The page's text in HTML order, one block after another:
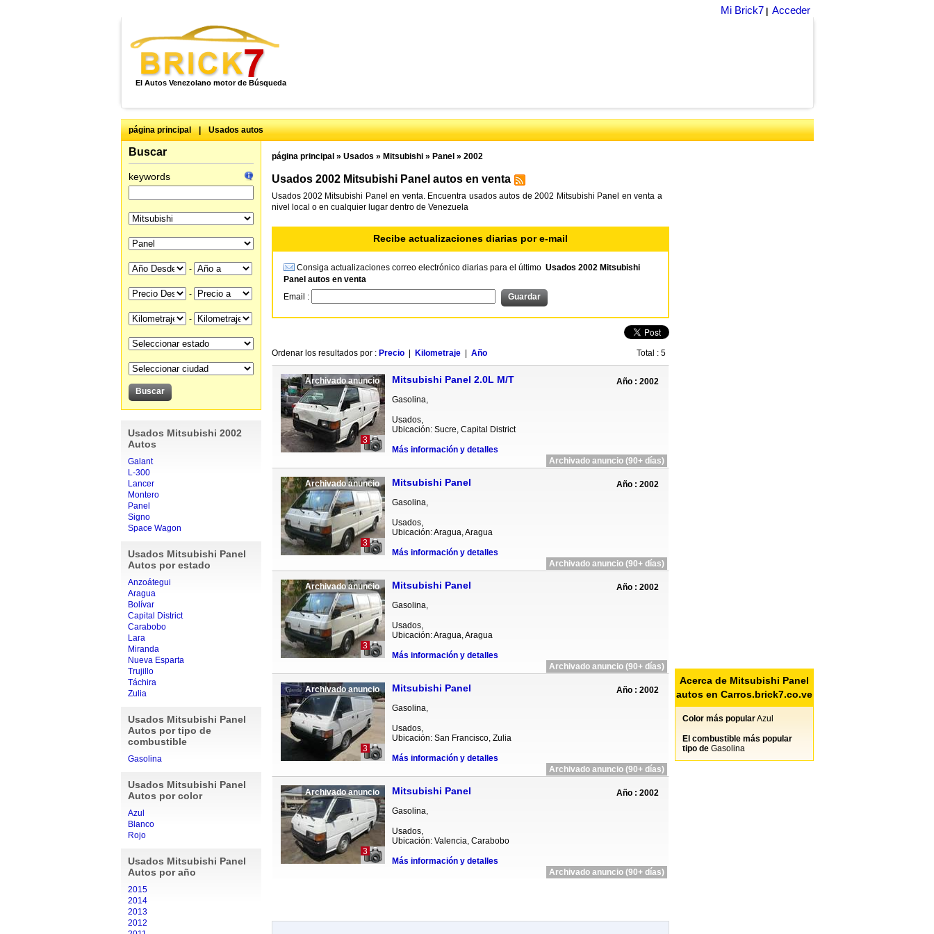
Mi Brick7 Acceder
El Autos Venezolano motor de Búsqueda
página principal | Usados autos
Buscar
keywords
-
-
-
Usados Mitsubishi 2002
Autos
Galant
L-300
Lancer
Montero
Panel
Signo
Space Wagon
Usados Mitsubishi Panel
Autos por estado
Anzoátegui
Aragua
Bolívar
Capital District
Carabobo
Lara
Miranda
Nueva Esparta
Trujillo
Táchira
Zulia
Usados Mitsubishi Panel
Autos por tipo de
combustible
Gasolina
Usados Mitsubishi Panel
Autos por color
Azul
Blanco
Rojo
Usados Mitsubishi Panel
Autos por año
2015
2014
2013
2012
página principal » Usados » Mitsubishi» Panel » 2002
Usados 2002 Mitsubishi Panel autos en venta
Usados 2002 Mitsubishi Panel en venta. Encuentra usados autos de 2002 Mitsubishi Panel en venta a
nivel local o en cualquier lugar dentro de Venezuela
Recibe actualizaciones diarias por e-mail
Consiga actualizaciones correo electrónico diarias para el último Usados 2002 Mitsubishi
Panel autos en venta
Email :
Ordenar los resultados por : Precio| Kilometraje| Año Total : 5
Archivado anuncio
3
Mitsubishi Panel 2.0L M/T
Gasolina,
Usados,
Ubicación: Sucre, Capital District
Más información y detalles
Año : 2002
Archivado anuncio (90+ días)
Archivado anuncio
3
Mitsubishi Panel
Gasolina,
Usados,
Ubicación: Aragua, Aragua
Más información y detalles
Año : 2002
Archivado anuncio (90+ días)
Archivado anuncio
3
Mitsubishi Panel
Gasolina,
Usados,
Ubicación: Aragua, Aragua
Más información y detalles
Año : 2002
Archivado anuncio (90+ días)
Archivado anuncio
3
Mitsubishi Panel
Gasolina,
Usados,
Ubicación: San Francisco, Zulia
Más información y detalles
Año : 2002
Archivado anuncio (90+ días)
Archivado anuncio
3
Mitsubishi Panel
Gasolina,
Usados,
Ubicación: Valencia, Carabobo
Más información y detalles
Año : 2002
Archivado anuncio (90+ días)
Acerca de Mitsubishi Panel
autos en Carros.brick7.co.ve
Color más popularAzul
El combustible más popular
tipo deGasolina